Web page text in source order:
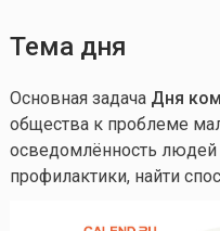
Тема дня
Основная задача Дня
общества к проблеме
осведомлённость людей
профилактики, найти